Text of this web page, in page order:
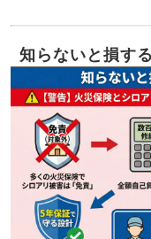
知らないと損す